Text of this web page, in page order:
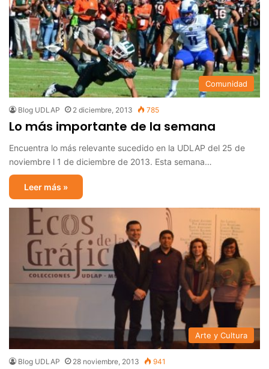
Comunidad
Blog UDLAP 2 diciembre, 2013 785
Lo más importante de la semana
Encuentra lo más relevante sucedido en la UDLAP del 25 de
noviembre l 1 de diciembre de 2013. Esta semana…
Leer más »
Arte y Cultura
Blog UDLAP 28 noviembre, 2013 941